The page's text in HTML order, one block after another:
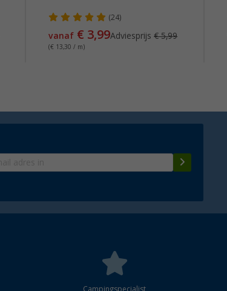
(24)
vanaf € 3,99Adviesprijs€ 5,99
(€ 13,30 / m)